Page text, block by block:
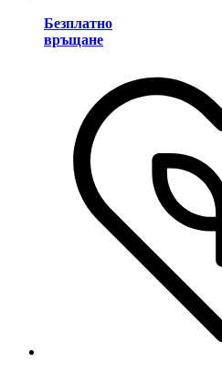
Безплатно
връщане